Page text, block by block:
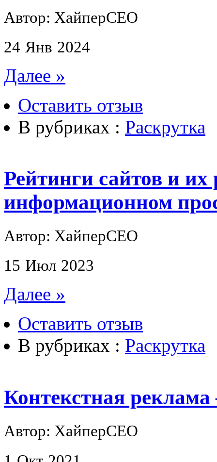
Автор: ХайперСЕО
24 Янв 2024
Далее »
Оставить отзыв
В рубриках : Раскрутка
Рейтинги сайтов и
информационном
Автор: ХайперСЕО
15 Июл 2023
Далее »
Оставить отзыв
В рубриках : Раскрутка
Контекстная
Автор: ХайперСЕО